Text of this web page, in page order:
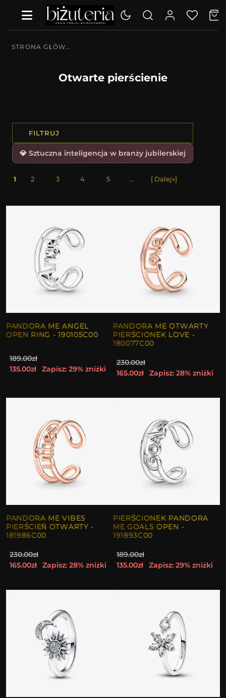
STRONA GŁÓWNA
Otwarte pierścienie
FILTRUJ
💎 Sztuczna inteligencja w branży jubilerskiej
1 2 3 4 5 ... [ Dalej»]
PANDORA ME ANGEL
OPEN RING - 190105C00
189.00zł
135.00zł
Zapisz: 29% zniżki
PANDORA ME OTWARTY
PIERŚCIONEK LOVE -
180077C00
230.00zł
165.00zł
Zapisz: 28% zniżki
PANDORA ME VIBES
PIERŚCIEŃ OTWARTY -
181986C00
230.00zł
165.00zł
Zapisz: 28% zniżki
PIERŚCIONEK PANDORA
ME GOALS OPEN -
191893C00
189.00zł
135.00zł
Zapisz: 29% zniżki